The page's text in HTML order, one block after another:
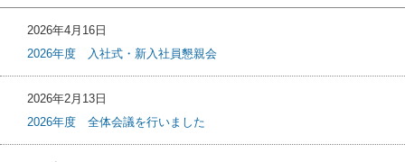
2026年4月16日
2026年度 入社式・新入社員懇親会
2026年2月13日
2026年度 全体会議を行いました